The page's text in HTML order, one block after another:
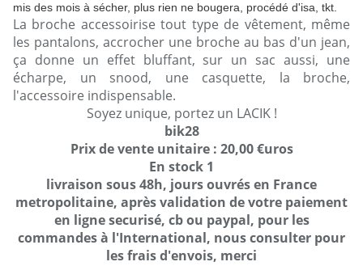
mis des mois à sécher, plus rien ne bougera, procédé d'isa, tkt.
La broche accessoirise tout type de vêtement, même
les pantalons, accrocher une broche au bas d'un jean,
ça donne un effet bluffant, sur un sac aussi, une
écharpe, un snood, une casquette, la broche,
l'accessoire indispensable.
Soyez unique, portez un LACIK !
bik28
Prix de vente unitaire : 20,00 €uros
En stock 1
livraison sous 48h, jours ouvrés en France
metropolitaine, après validation de votre paiement
en ligne securisé, cb ou paypal, pour les
commandes à l'International, nous consulter pour
les frais d'envois, merci